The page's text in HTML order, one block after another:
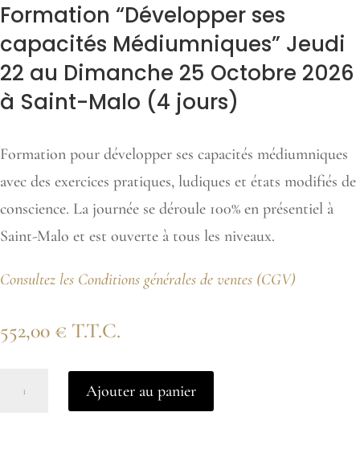
Formation “Développer ses
capacités Médiumniques” Jeudi
22 au Dimanche 25 Octobre 2026
à Saint-Malo (4 jours)
Formation pour développer ses capacités médiumniques
avec des exercices pratiques, ludiques et états modifiés de
conscience. La journée se déroule 100% en présentiel à
Saint-Malo et est ouverte à tous les niveaux.
Consultez les Conditions générales de ventes (CGV)
552,00 € T.T.C.
Ajouter au panier